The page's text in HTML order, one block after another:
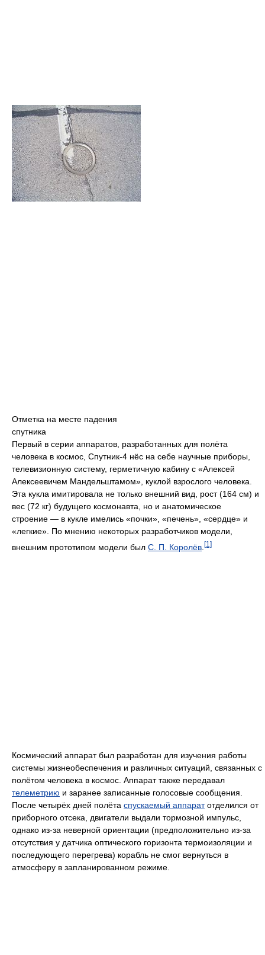
Отметка на месте падения
спутника
Первый в серии аппаратов, разработанных для полёта
человека в космос, Спутник-4 нёс на себе научные приборы,
телевизионную систему, герметичную кабину с «Алексей
Алексеевичем Мандельштамом», куклой взрослого человека.
Эта кукла имитировала не только внешний вид, рост (164 см) и
вес (72 кг) будущего космонавта, но и анатомическое
строение — в кукле имелись «почки», «печень», «сердце» и
«легкие». По мнению некоторых разработчиков модели,
внешним прототипом модели был С. П. Королёв [1]
Космический аппарат был разработан для изучения работы
системы жизнеобеспечения и различных ситуаций, связанных с
полётом человека в космос. Аппарат также передавал
телеметрию и заранее записанные голосовые сообщения.
После четырёх дней полёта спускаемый аппаратотделился от
приборного отсека, двигатели выдали тормозной импульс,
однако из-за неверной ориентации (предположительно из-за
отсутствия у датчика оптического горизонта термоизоляции и
последующего перегрева) корабль не смог вернуться в
атмосферу в запланированном режиме.